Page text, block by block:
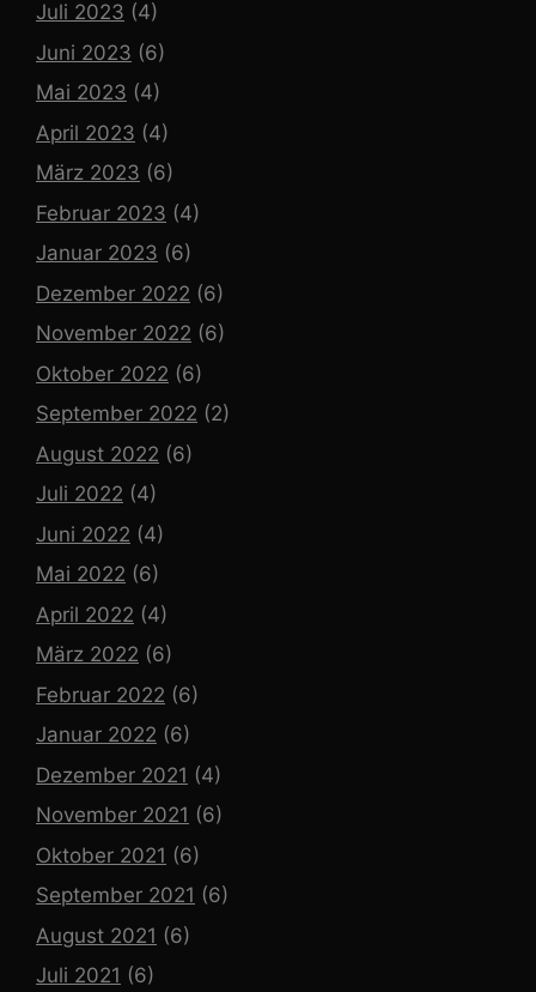
Juli 2023 (4)
Juni 2023 (6)
Mai 2023 (4)
April 2023 (4)
März 2023 (6)
Februar 2023 (4)
Januar 2023 (6)
Dezember 2022 (6)
November 2022 (6)
Oktober 2022 (6)
September 2022 (2)
August 2022 (6)
Juli 2022 (4)
Juni 2022 (4)
Mai 2022 (6)
April 2022 (4)
März 2022 (6)
Februar 2022 (6)
Januar 2022 (6)
Dezember 2021 (4)
November 2021 (6)
Oktober 2021 (6)
September 2021 (6)
August 2021 (6)
Juli 2021 (6)